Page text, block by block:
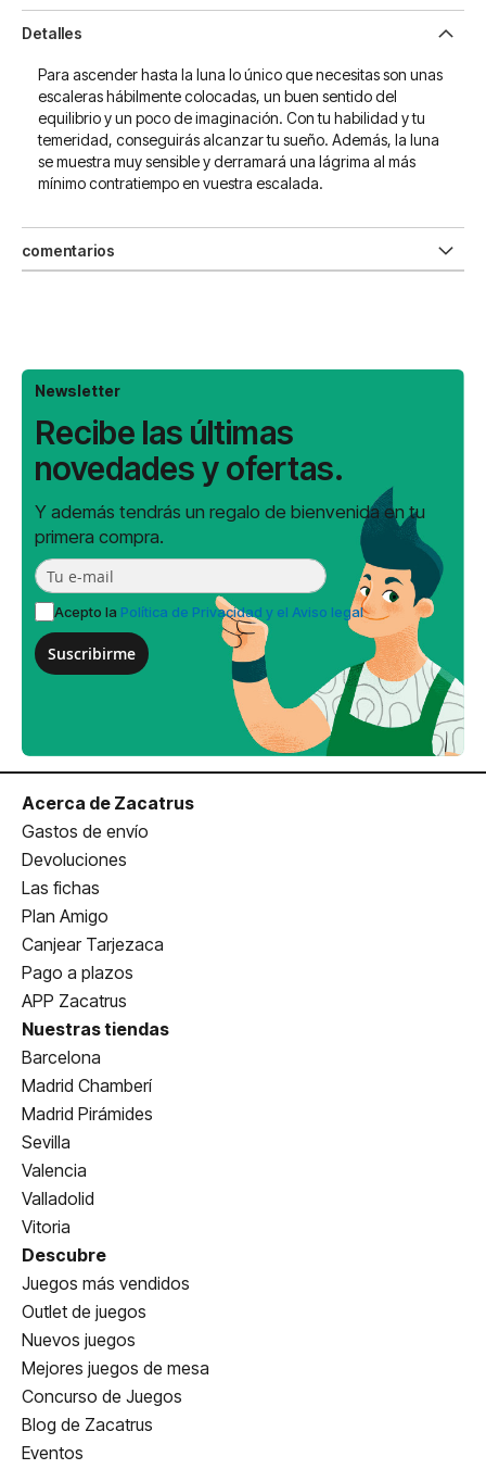
Detalles
Para ascender hasta la luna lo único que necesitas son unas
escaleras hábilmente colocadas, un buen sentido del
equilibrio y un poco de imaginación. Con tu habilidad y tu
temeridad, conseguirás alcanzar tu sueño. Además, la luna
se muestra muy sensible y derramará una lágrima al más
mínimo contratiempo en vuestra escalada.
comentarios
Newsletter
Recibe las últimas
novedades y ofertas.
Y además tendrás un regalo de bienvenida en tu
primera compra.
Acepto la Política de Privacidad y el Aviso legal
Suscribirme
Acerca de Zacatrus
Gastos de envío
Devoluciones
Las fichas
Plan Amigo
Canjear Tarjezaca
Pago a plazos
APP Zacatrus
Nuestras tiendas
Barcelona
Madrid Chamberí
Madrid Pirámides
Sevilla
Valencia
Valladolid
Vitoria
Descubre
Juegos más vendidos
Outlet de juegos
Nuevos juegos
Mejores juegos de mesa
Concurso de Juegos
Blog de Zacatrus
Eventos